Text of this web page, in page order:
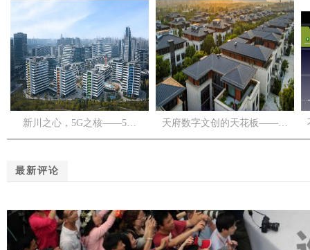
新川之心，5G之核——5… 天府数字文创的天花板——…
最新评论